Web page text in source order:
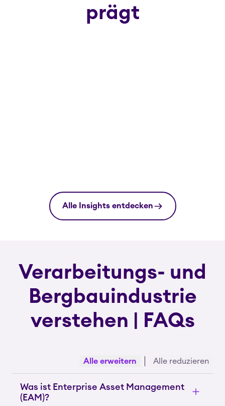
prägt
Alle Insights entdecken
Verarbeitungs- und
Bergbauindustrie
verstehen | FAQs
Alle erweitern Alle reduzieren
Was ist Enterprise Asset Management
(EAM)?